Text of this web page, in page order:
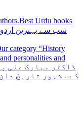
Urdu books
category “History
کے مشہور تاریخ